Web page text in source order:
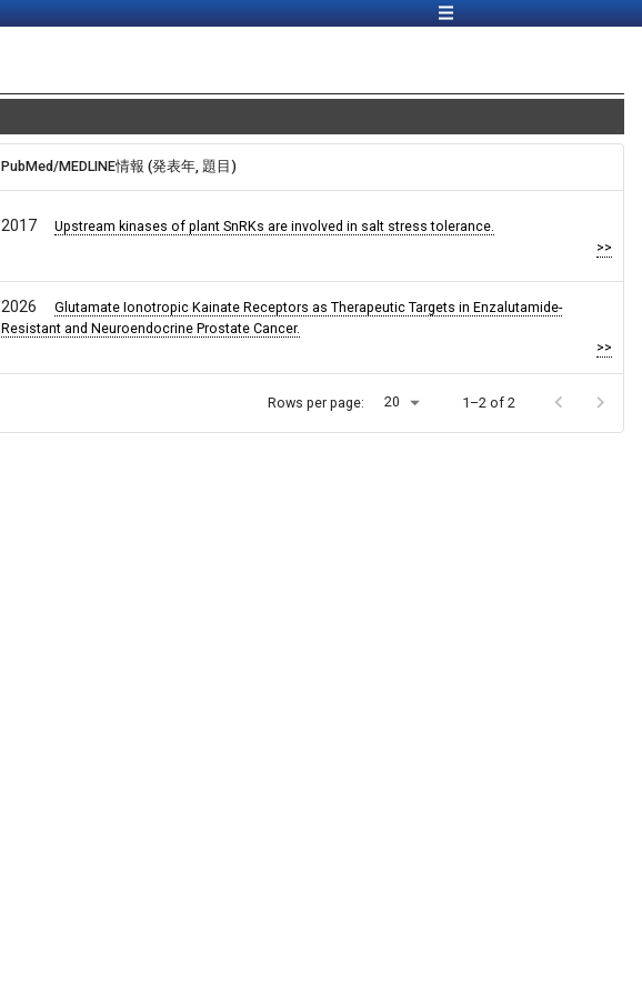
PubMed/MEDLINE情報 (発表年, 題目)
2017
Upstream kinases of plant SnRKs are involved in salt stress tolerance.
>>
2026
Glutamate Ionotropic Kainate Receptors as Therapeutic Targets in Enzalutamide-
Resistant and Neuroendocrine Prostate Cancer.
>>
Rows per page: 20 1–2 of 2